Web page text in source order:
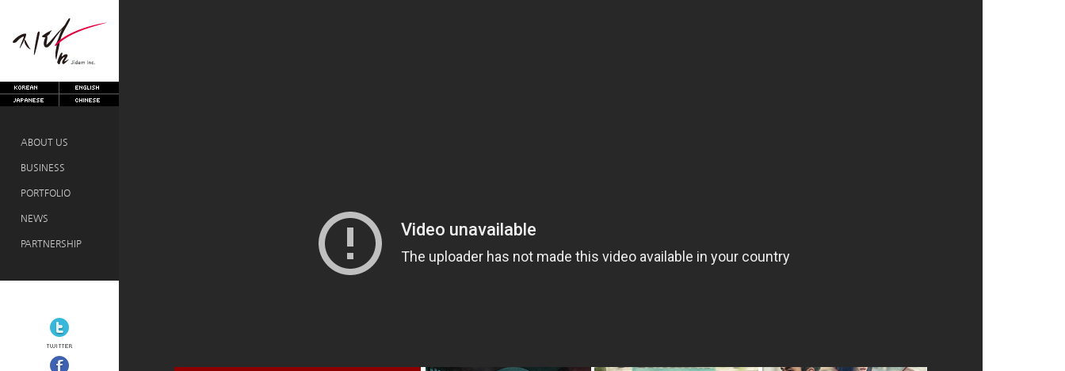
ABOUT US
BUSINESS
PORTFOLIO
NEWS
PARTNERSHIP